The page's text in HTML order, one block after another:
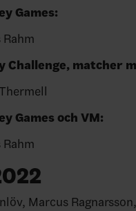
Games:
Challenge, matcher
Games och VM:
Marcus